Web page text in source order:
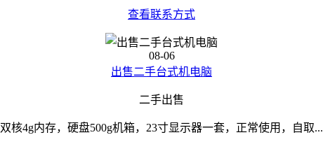
查看联系方式
08-06
出售二手台式机电脑
二手出售
双核4g内存，硬盘500g机箱，23寸显示器一套，正常使用，自取...